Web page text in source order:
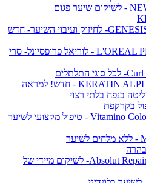
- GENESIS HOMME- לחיזוק ועיבוי השיער- חדש
L'OREAL PROFESSIONNEL - לוריאל פרופסיונל- סרי
- KERATIN ALPHA SLEEK - חדש! למראה
בנפח בלתי רצוי
- Vitamino Color Spectrum - טיפול מקצועי לשיער
- Metal Detox - ללא מלחים לשיער
- Absolut Repair Molecular- לשיקום מיידי של